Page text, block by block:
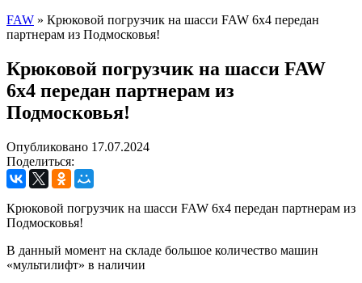
FAW » Крюковой погрузчик на шасси FAW 6х4 передан
партнерам из Подмосковья!
Крюковой погрузчик на шасси FAW
6х4 передан партнерам из
Подмосковья!
Опубликовано 17.07.2024
Поделиться:
Крюковой погрузчик на шасси FAW 6х4 передан партнерам из
Подмосковья!
В данный момент на складе большое количество машин
«мультилифт» в наличии